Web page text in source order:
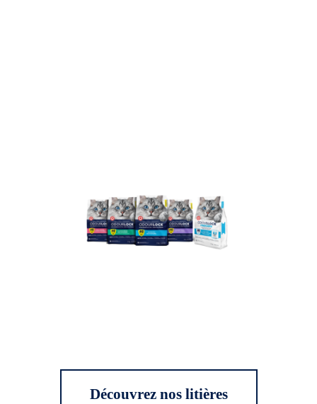
Découvrez nos litières